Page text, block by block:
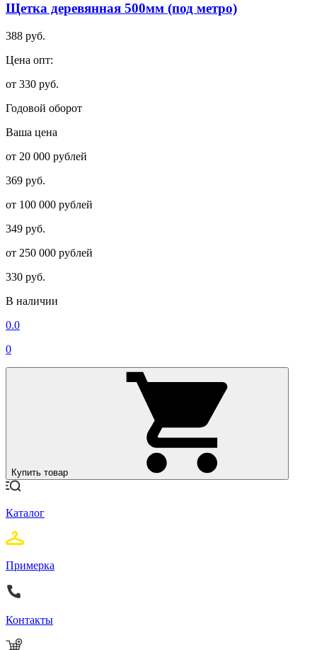
Щетка деревянная 500мм (под метро)
388 руб.
Цена опт:
от 330 руб.
Годовой оборот
Ваша цена
от 20 000 рублей
369 руб.
от 100 000 рублей
349 руб.
от 250 000 рублей
330 руб.
В наличии
0.0
0
Купить товар
Каталог
Примерка
Контакты